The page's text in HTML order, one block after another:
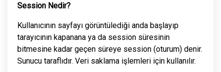
Session Nedir?
Kullanıcının sayfayı görüntülediği anda başlayıp
tarayıcının kapanana ya da session süresinin
bitmesine kadar geçen süreye session (oturum) denir.
Sunucu taraflıdır. Veri saklama işlemleri için kullanılır.